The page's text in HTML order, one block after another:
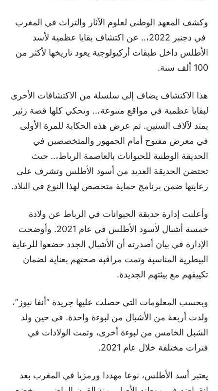
وكشف المعهد الوطني لعلوم الآثار والتراث في المغرب
في دجنبر 2022،.. عن اكتشاف بقايا عظمية لأسد
الأطلس داخل طبقات أركيولوجية يعود تاريخها لأكثر من
100 ألف سنة.
هذا الاكتشاف يضاف إلى سلسلة من الاكتشافات الأخرى
لبقايا عظمية في مواقع متنوعة،.. وتحكي كلها قصة زئير
يمتد لآلاف السنين. تم عرض هذه الحكاية للمرة الأولى
في معرض مفتوح أمام الجمهور والمتخصصين في
الحديقة الوطنية للحيوانات بالعاصمة الرباط،.. حيث
تحتضن الحديقة العديد من أسود الأطلس وتشرف على
رعايتها ضمن برنامج حماية متخصص لهذا النوع في البلاد.
وأعلنت إدارة حديقة الحيوانات في الرباط عن ولادة
خمسة أشبال لأسود الأطلس في عام 2021. وأوضحت
الإدارة في بيان أصدرته أن الأشبال الجدد خضعوا للرعاية
البيطرية المناسبة وتمت مراقبة صحتهم بعناية لضمان
تكييفهم مع بيئتهم الجديدة.
وبحسب المعلومات التي حصلت عليها جريدة “أنفا نيوز”،
ولدت أربعة من الأشبال من لبوءة واحدة. في حين ولد
الشبل الخامس من لبوءة أخرى، وتمت الولادات في
فترات مختلفة خلال عام 2021.
يعتبر أسد الأطلس، نوعا مهددا ورمزيا في المغرب بعد